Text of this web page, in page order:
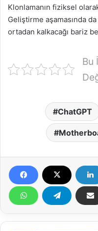
Klonlamanın fiziksel
Geliştirme aşamasında
ortadan kalkacağı bariz
Bu
ChatGPT